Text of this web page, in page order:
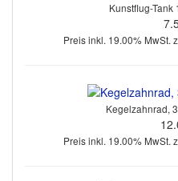
Kunstflug-Tank
Preis inkl. 19.00% MwSt.
Kegelzahnrad,
Preis inkl. 19.00% MwSt.